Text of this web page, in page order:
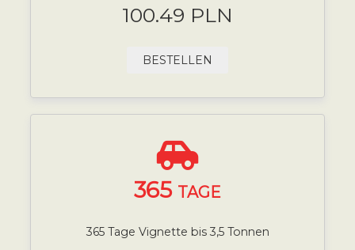
100.49 PLN
BESTELLEN
365 TAGE
365 Tage Vignette bis 3,5 Tonnen